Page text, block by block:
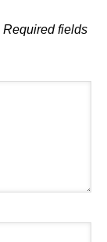
Required fields